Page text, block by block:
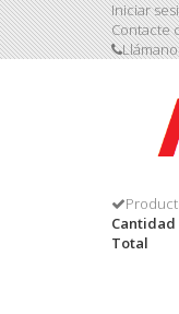
Iniciar
Contacte
Cantidad
Total